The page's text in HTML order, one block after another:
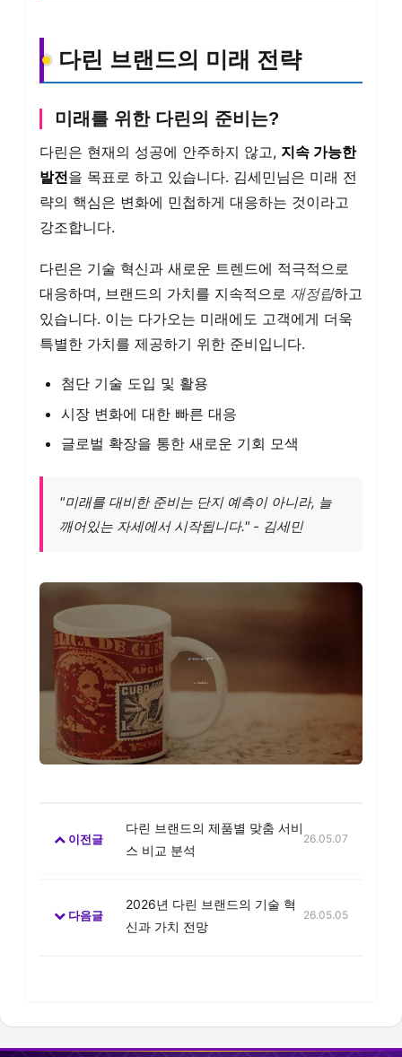
다린 브랜드의 미래 전략
미래를 위한 다린의 준비는?
다린은 현재의 성공에 안주하지 않고, 지속 가능한
발전을 목표로 하고 있습니다. 김세민님은 미래 전
략의 핵심은 변화에 민첩하게 대응하는 것이라고
강조합니다.
다린은 기술 혁신과 새로운 트렌드에 적극적으로
대응하며, 브랜드의 가치를 지속적으로 재정립하고
있습니다. 이는 다가오는 미래에도 고객에게 더욱
특별한 가치를 제공하기 위한 준비입니다.
첨단 기술 도입 및 활용
시장 변화에 대한 빠른 대응
글로벌 확장을 통한 새로운 기회 모색
"미래를 대비한 준비는 단지 예측이 아니라, 늘
깨어있는 자세에서 시작됩니다." - 김세민
이전글
다린 브랜드의 제품별 맞춤 서비
스 비교 분석
26.05.07
다음글
2026년 다린 브랜드의 기술 혁
신과 가치 전망
26.05.05